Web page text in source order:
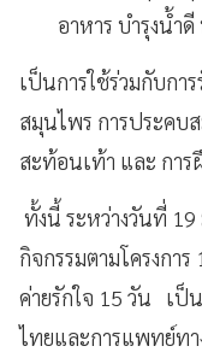
อาหาร บำรุงน้ำ
เป็นการใช้ร่วมกับกา
สมุนไพร การประคบ
สะท้อนเท้า และ กา
ทั้งนี้ ระหว่างวันที่
กิจกรรมตามโครงกา
ค่ายรักใจ 15 วัน เป็
ไทยและการแพทย์ท